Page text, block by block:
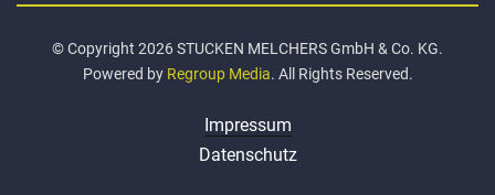
© Copyright 2026 STUCKEN MELCHERS GmbH & Co. KG.
Powered by Regroup Media. All Rights Reserved.
Impressum
Datenschutz